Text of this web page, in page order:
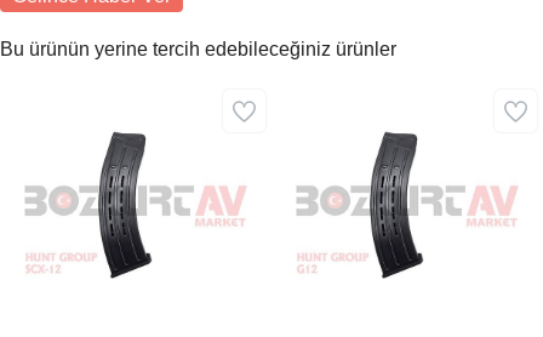
Bu ürünün yerine tercih edebileceğiniz ürünler